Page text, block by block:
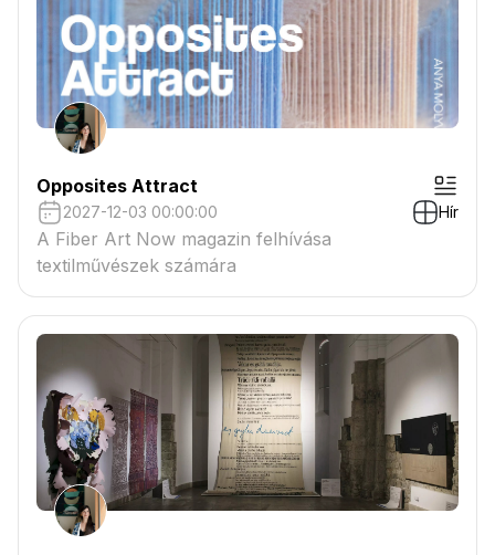
Opposites Attract
2027-12-03 00:00:00 Hír
A Fiber Art Now magazin felhívása
textilművészek számára